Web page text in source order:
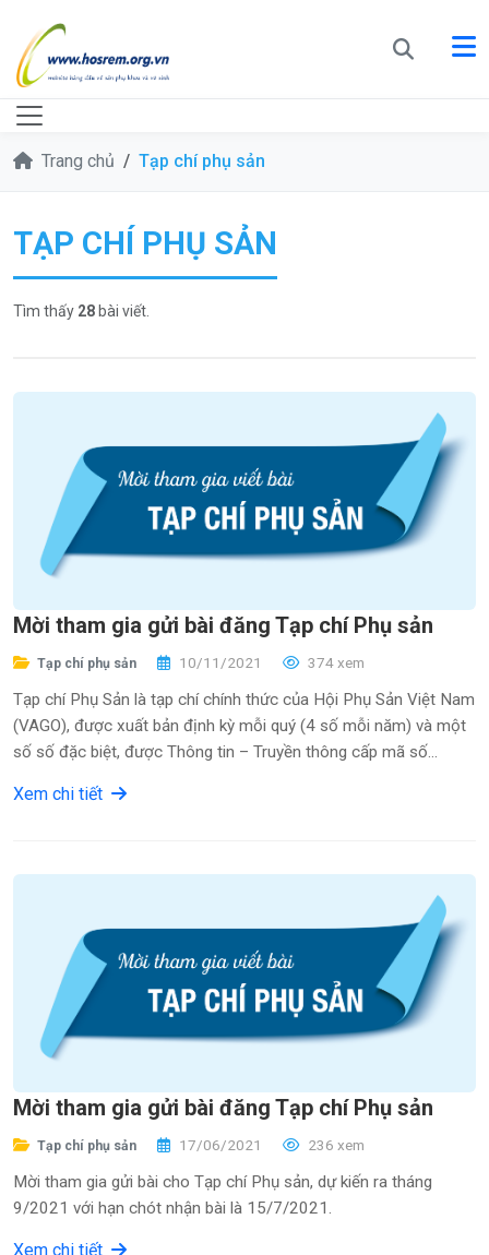
Trang chủ Tạp chí phụ sản
TẠP CHÍ PHỤ SẢN
Tìm thấy 28 bài viết.
Mời tham gia gửi bài đăng Tạp chí Phụ sản
Tạp chí phụ sản 10/11/2021 374 xem
Tạp chí Phụ Sản là tạp chí chính thức của Hội Phụ Sản Việt Nam
(VAGO), được xuất bản định kỳ mỗi quý (4 số mỗi năm) và một
số số đặc biệt, được Thông tin – Truyền thông cấp mã số...
Xem chi tiết
Mời tham gia gửi bài đăng Tạp chí Phụ sản
Tạp chí phụ sản 17/06/2021 236 xem
Mời tham gia gửi bài cho Tạp chí Phụ sản, dự kiến ra tháng
9/2021 với hạn chót nhận bài là 15/7/2021.
Xem chi tiết